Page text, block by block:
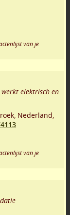
van je
elektrisch en
Nederland,
van je